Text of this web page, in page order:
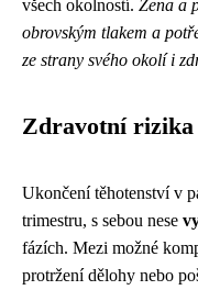
všech okolností. Žena a
obrovským tlakem a
ze strany svého okolí i
Zdravotní rizika
Ukončení těhotenství v
trimestru, s sebou nese
fázích. Mezi možné
protržení dělohy nebo